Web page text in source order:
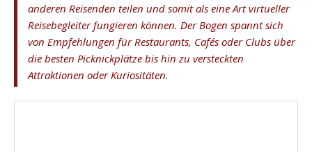
anderen Reisenden teilen und somit als eine Art virtueller
Reisebegleiter fungieren können. Der Bogen spannt sich
von Empfehlungen für Restaurants, Cafés oder Clubs über
die besten Picknickplätze bis hin zu versteckten
Attraktionen oder Kuriositäten.